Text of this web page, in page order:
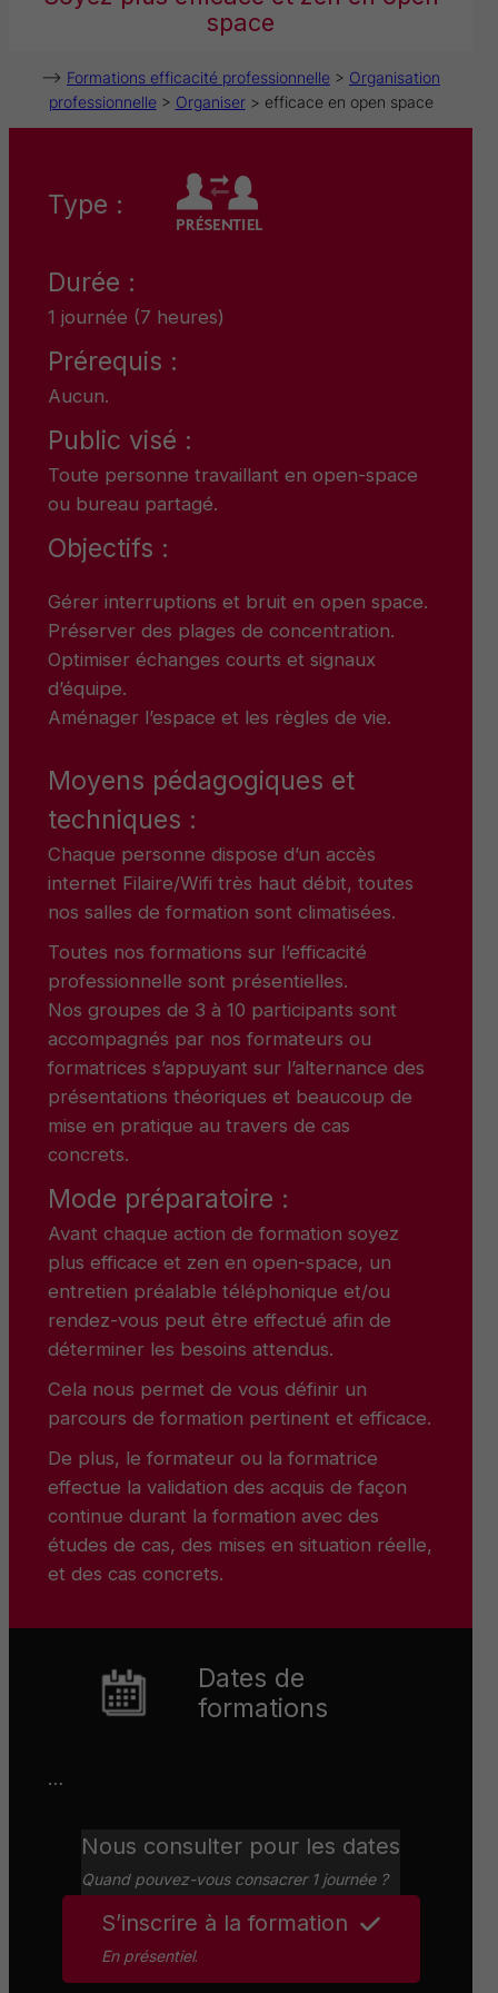
space
–> Formations efficacité professionnelle > Organisation
professionnelle> Organiser> efficace en open space
Type :
Durée :
1 journée (7 heures)
Prérequis :
Aucun.
Public visé :
Toute personne travaillant en open-space
ou bureau partagé.
Objectifs :
Gérer interruptions et bruit en open space.
Préserver des plages de concentration.
Optimiser échanges courts et signaux
d’équipe.
Aménager l’espace et les règles de vie.
Moyens pédagogiques et
techniques :
Chaque personne dispose d’un accès
internet Filaire/Wifi très haut débit, toutes
nos salles de formation sont climatisées.
Toutes nos formations sur l’efficacité
professionnelle sont présentielles.
Nos groupes de 3 à 10 participants sont
accompagnés par nos formateurs ou
formatrices s’appuyant sur l’alternance des
présentations théoriques et beaucoup de
mise en pratique au travers de cas
concrets.
Mode préparatoire :
Avant chaque action de formation soyez
plus efficace et zen en open-space, un
entretien préalable téléphonique et/ou
rendez-vous peut être effectué afin de
déterminer les besoins attendus.
Cela nous permet de vous définir un
parcours de formation pertinent et efficace.
De plus, le formateur ou la formatrice
effectue la validation des acquis de façon
continue durant la formation avec des
études de cas, des mises en situation réelle,
et des cas concrets.
Dates de
formations
…
Nous consulter pour les dates
Quand pouvez-vous consacrer 1 journée ?
S’inscrire à la formation
En présentiel.